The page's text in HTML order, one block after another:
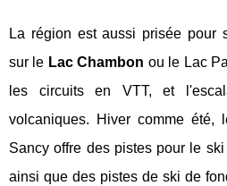
La région est aussi prisée pour
sur le Lac Chambon ou le Lac
les circuits en VTT, et
volcaniques. Hiver comme été,
Sancy offre des pistes pour le
ainsi que des pistes de ski de